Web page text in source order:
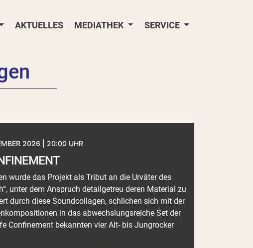
AKTUELLES MEDIATHEK SERVICE
2026 | 20:00 UHR
wurde das Projekt als Tribut an die Urväter des
unter dem Anspruch detailgetreu deren Material zu
durch diese Soundcollagen, schlichen sich mit der
in das abwechslungsreiche Set der
Confinement bekannten vier Alt- bis Jungrocker